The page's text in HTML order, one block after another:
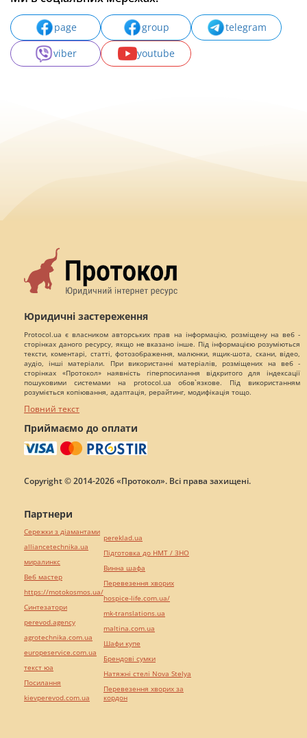
page group
telegram
viber
youtube
Юридичні застереження
Protocol.ua є власником авторських прав на інформацію, розміщену на веб -
сторінках даного ресурсу, якщо не вказано інше. Під інформацією розуміються
тексти, коментарі, статті, фотозображення, малюнки, ящик-шота, скани, відео,
аудіо, інші матеріали. При використанні матеріалів, розміщених на веб -
сторінках «Протокол» наявність гіперпосилання відкритого для індексації
пошуковими системами на protocol.ua обов`язкове. Під використанням
розуміється копіювання, адаптація, рерайтинг, модифікація тощо.
Повний текст
Приймаємо до оплати
Copyright © 2014-2026 «Протокол». Всі права захищені.
Партнери
Сережки з діамантами
alliancetechnika.ua
миралинкс
Веб мастер
https://motokosmos.ua/
Синтезатори
perevod.agency
agrotechnika.com.ua
europeservice.com.ua
текст юа
Посилання
kievperevod.com.ua
pereklad.ua
Підготовка до НМТ / ЗНО
Винна шафа
Перевезення хворих
hospice-life.com.ua/
mk-translations.ua
maltina.com.ua
Шафи купе
Брендові сумки
Натяжні стелі Nova Stelya
Перевезення хворих за
кордон